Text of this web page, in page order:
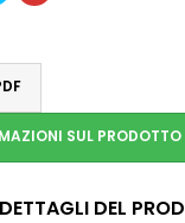
SUL PRODOTTO
DETTAGLI DEL